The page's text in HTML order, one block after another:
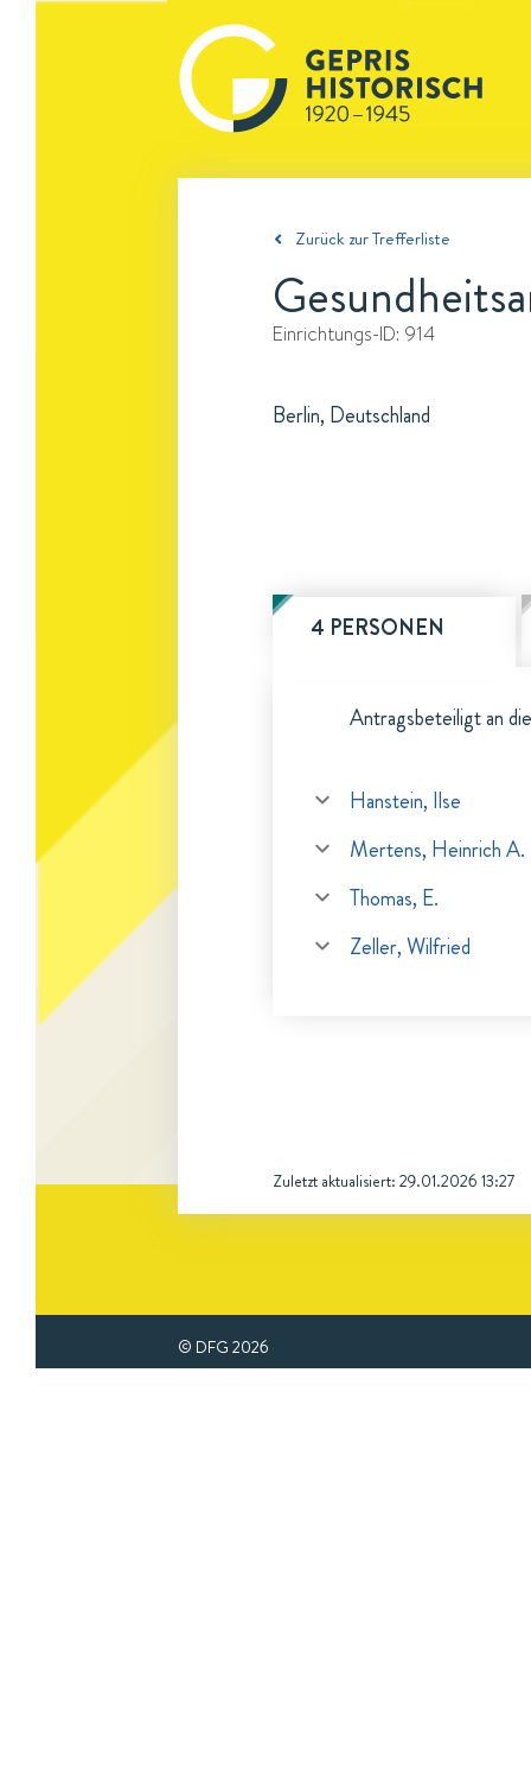
Zurück zur Trefferliste
Einrichtungs-ID: 914
Berlin, Deutschland
4 PERSONEN
Antragsbeteiligt an
Hanstein, Ilse
Mertens, Heinrich A.
Thomas, E.
Zeller, Wilfried
Zuletzt aktualisiert: 29.01.2026 13:27
© DFG 2026